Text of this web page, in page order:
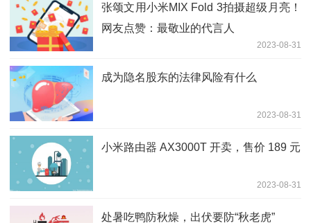
张颂文用小米MIX Fold 3拍摄超级月亮！
网友点赞：最敬业的代言人
2023-08-31
成为隐名股东的法律风险有什么
2023-08-31
小米路由器 AX3000T 开卖，售价 189 元
2023-08-31
处暑吃鸭防秋燥，出伏要防“秋老虎”